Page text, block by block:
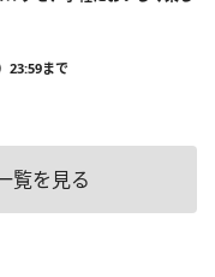
23:59まで
覧を見る